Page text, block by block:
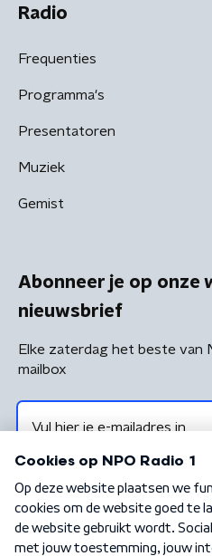
Radio
Frequenties
Programma's
Presentatoren
Muziek
Gemist
Abonneer je op onze
nieuwsbrief
Elke zaterdag het beste van
mailbox
Algemene voorwaarden